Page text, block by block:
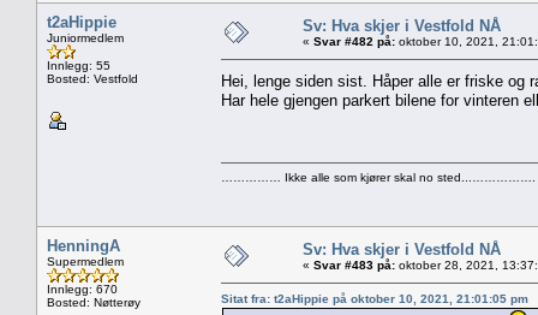
t2aHippie
Juniormedlem
Innlegg: 55
Bosted: Vestfold
Sv: Hva skjer i Vestfold NÅ
« Svar #482 på: oktober 10, 2021,
Hei, lenge siden sist. Håper alle er friske og
Har hele gjengen parkert bilene for vinteren
…………… Ikke alle som kjører skal no sted...…………….
HenningA
Supermedlem
Innlegg: 670
Bosted: Nøtterøy
Sv: Hva skjer i Vestfold NÅ
« Svar #483 på: oktober 28, 2021,
Sitat fra: t2aHippie på oktober 10, 2021, 21:01:05 pm